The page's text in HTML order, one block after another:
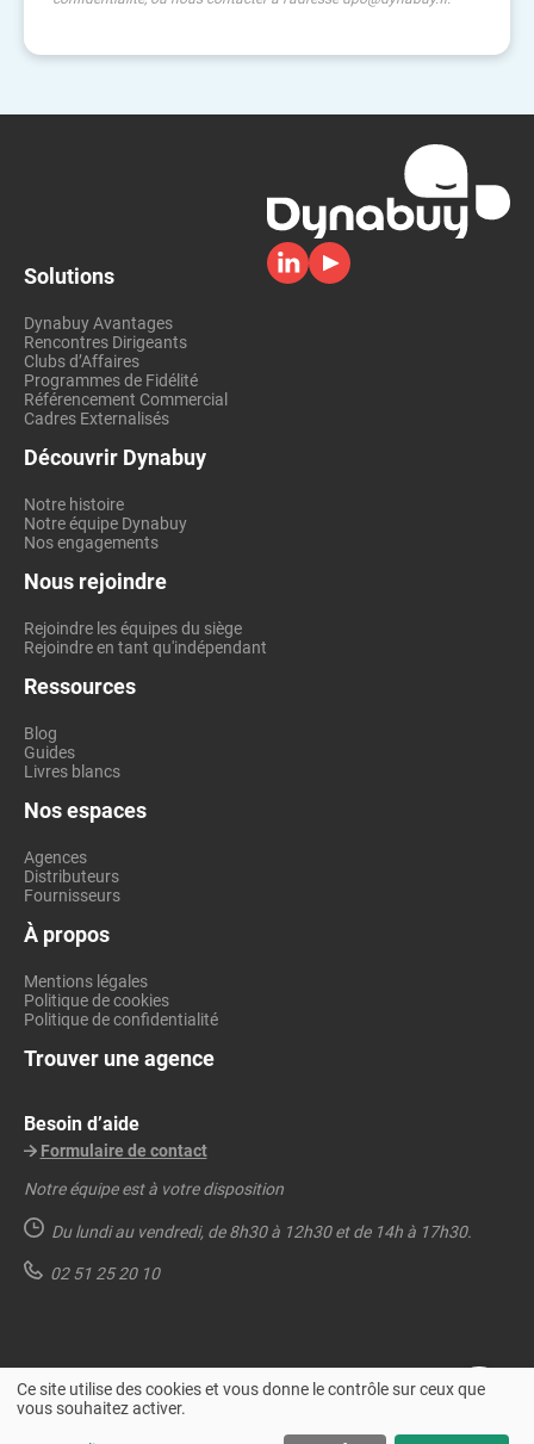
Solutions
Dynabuy Avantages
Rencontres Dirigeants
Clubs d’Affaires
Programmes de Fidélité
Référencement Commercial
Cadres Externalisés
Découvrir Dynabuy
Notre histoire
Notre équipe Dynabuy
Nos engagements
Nous rejoindre
Rejoindre les équipes du siège
Rejoindre en tant qu'indépendant
Ressources
Blog
Guides
Livres blancs
Nos espaces
Agences
Distributeurs
Fournisseurs
À propos
Mentions légales
Politique de cookies
Politique de confidentialité
Trouver une agence
Besoin d’aide
Formulaire de contact
Notre équipe est à votre disposition
Du lundi au vendredi, de 8h30 à 12h30 et de 14h à 17h30.
02 51 25 20 10
Ce site utilise des cookies et vous donne le contrôle sur ceux que
vous souhaitez activer.